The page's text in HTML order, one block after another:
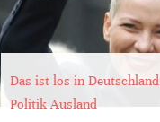
Das ist los in Deutschland
Politik Ausland